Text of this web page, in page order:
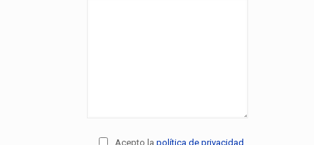
Acepto la política de privacidad